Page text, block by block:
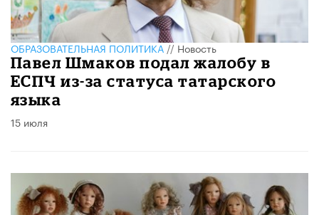
ОБРАЗОВАТЕЛЬНАЯ ПОЛИТИКА//Новость
Павел Шмаков подал жалобу в
ЕСПЧ из-за статуса татарского
языка
15 июля